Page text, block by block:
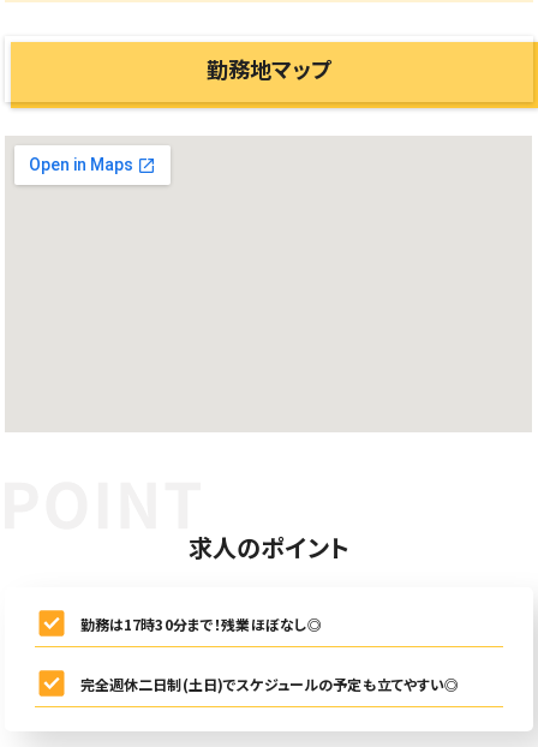
勤務地マップ
求人のポイント
勤務は17時30分まで！残業ほぼなし◎
完全週休二日制(土日)でスケジュールの予定も立てやすい◎